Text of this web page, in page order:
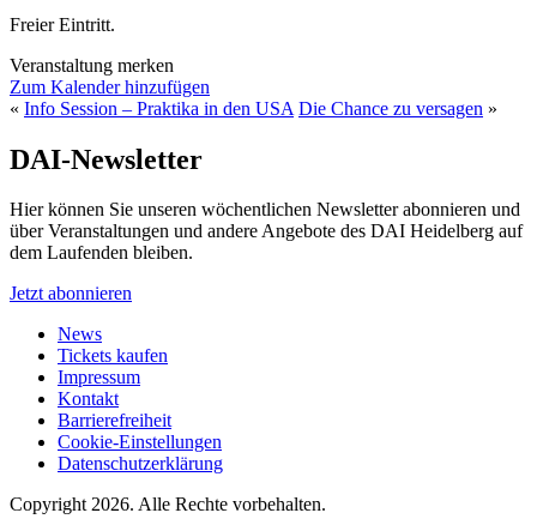
Freier Eintritt.
Veranstaltung merken
Zum Kalender hinzufügen
« Info Session – Praktika in den USA Die Chance zu versagen »
DAI-Newsletter
Hier können Sie unseren wöchentlichen Newsletter abonnieren und
über Veranstaltungen und andere Angebote des DAI Heidelberg auf
dem Laufenden bleiben.
Jetzt abonnieren
News
Tickets kaufen
Impressum
Kontakt
Barrierefreiheit
Cookie-Einstellungen
Datenschutzerklärung
Copyright 2026. Alle Rechte vorbehalten.